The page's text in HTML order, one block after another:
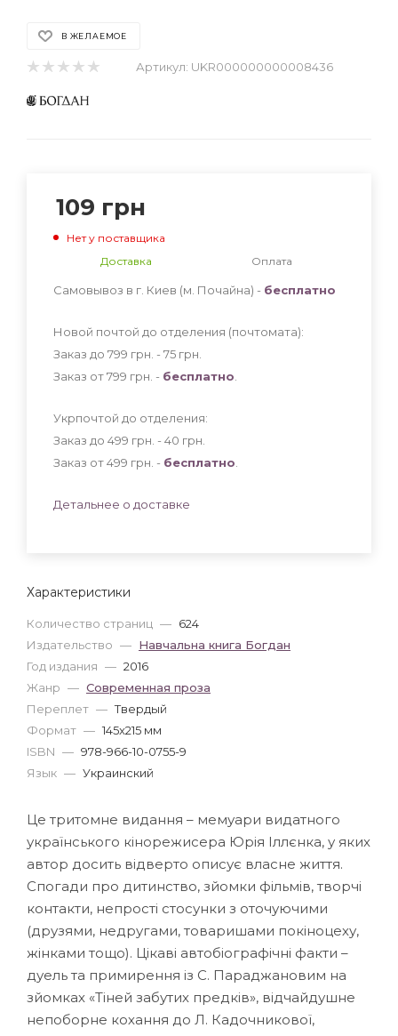
В ЖЕЛАЕМОЕ
Артикул: UKR000000000008436
Характеристики
Количество страниц — 624
Издательство — Навчальна книга Богдан
Год издания — 2016
Жанр — Современная проза
Переплет — Твердый
Формат — 145x215 мм
ISBN — 978-966-10-0755-9
Язык — Украинский
109 грн
Нет у поставщика
Доставка
Оплата
Самовывоз в г. Киев (м. Почайна) - бесплатно
Новой почтой до отделения (почтомата):
Заказ до 799 грн. - 75 грн
Заказ от 799 грн. - бесплатно
Укрпочтой до отделения:
Заказ до 499 грн. - 40 грн
Заказ от 499 грн. - бесплатно
Детальнее о доставке
Це тритомне видання – мемуари видатного
українського кінорежисера Юрія Іллєнка, у яких
автор досить відверто описує власне життя.
Спогади про дитинство, зйомки фільмів, творчі
контакти, непрості стосунки з оточуючими
(друзями, недругами, товаришами покіноцеху,
жінками тощо). Цікаві автобіографічні факти –
дуель та примирення із С. Параджановим на
зйомках «Тіней забутих предків», відчайдушне
непоборне кохання до Л. Кадочникової,